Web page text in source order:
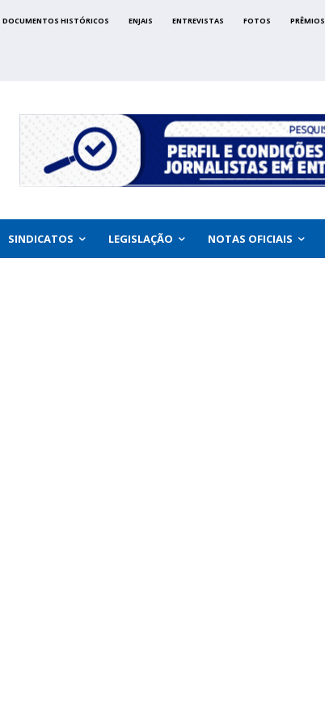
DOCUMENTOS HISTÓRICOS ENJAIS ENTREVISTAS FOTOS PRÊMIOS
SINDICATOS LEGISLAÇÃO NOTAS OFICIAIS